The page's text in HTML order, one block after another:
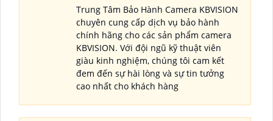
Trung Tâm Bảo Hành Camera KBVISION
chuyên cung cấp dịch vụ bảo hành
chính hãng cho các sản phẩm camera
KBVISION. Với đội ngũ kỹ thuật viên
giàu kinh nghiệm, chúng tôi cam kết
đem đến sự hài lòng và sự tin tưởng
cao nhất cho khách hàng